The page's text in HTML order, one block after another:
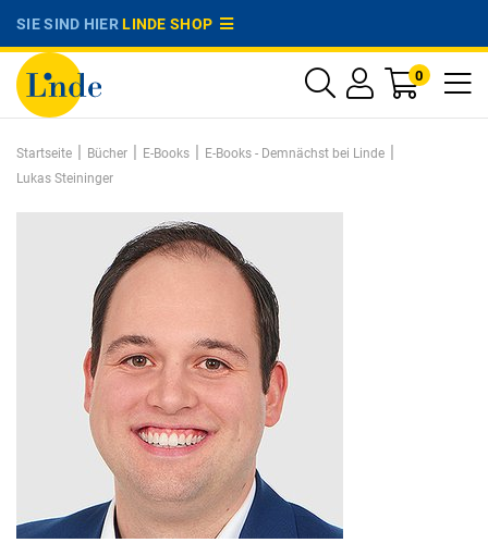
SIE SIND HIERLINDE SHOP
0
Startseite | Bücher | E-Books | E-Books - Demnächst bei Linde |
Lukas Steininger